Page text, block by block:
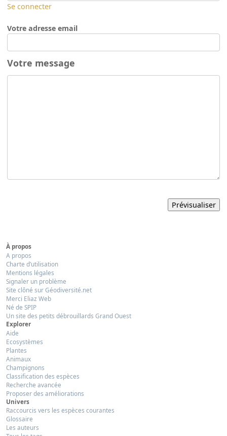
Se connecter
Votre adresse email
Votre message
À propos
A propos
Charte d’utilisation
Mentions légales
Signaler un problème
Site clôné sur Géodiversité.net
Merci Eliaz Web
Né de SPIP
Un site des petits débrouillards Grand Ouest
Explorer
Aide
Ecosystèmes
Plantes
Animaux
Champignons
Classification des espèces
Recherche avancée
Proposer des améliorations
Univers
Raccourcis vers les espèces courantes
Glossaire
Les auteurs